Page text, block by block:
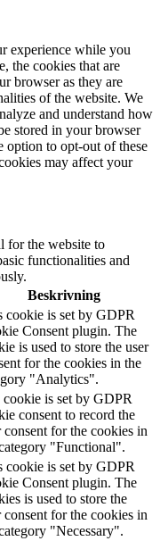
experience while you
the cookies that are
browser as they are
of the website. We
and understand how
stored in your browser
option to opt-out of these
may affect your
for the website to
functionalities and
Beskrivning
cookie is set by GDPR
Consent plugin. The
is used to store the user
for the cookies in the
"Analytics".
cookie is set by GDPR
consent to record the
consent for the cookies in
"Functional".
cookie is set by GDPR
Consent plugin. The
is used to store the
consent for the cookies in
"Necessary".